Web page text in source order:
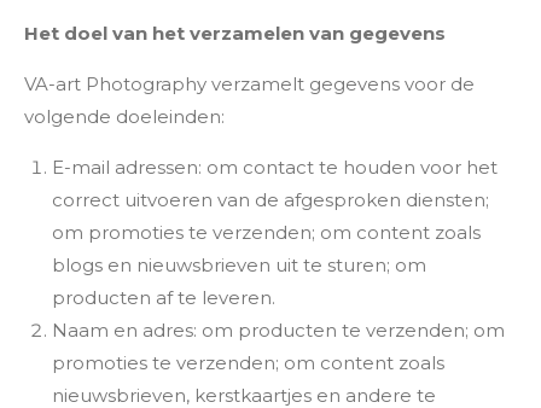
Het doel van het verzamelen van gegevens
VA-art Photography verzamelt gegevens voor de
volgende doeleinden:
E-mail adressen: om contact te houden voor het
correct uitvoeren van de afgesproken diensten;
om promoties te verzenden; om content zoals
blogs en nieuwsbrieven uit te sturen; om
producten af te leveren.
Naam en adres: om producten te verzenden; om
promoties te verzenden; om content zoals
nieuwsbrieven, kerstkaartjes en andere te